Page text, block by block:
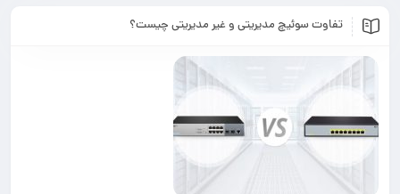
مدیریتی و غیر مدیریتی چیست؟